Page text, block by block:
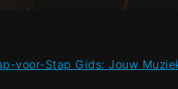
voor-Stap Gids: Jouw